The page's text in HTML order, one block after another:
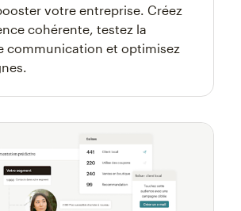
votre entreprise. Créez
cohérente, testez la
communication et optimisez